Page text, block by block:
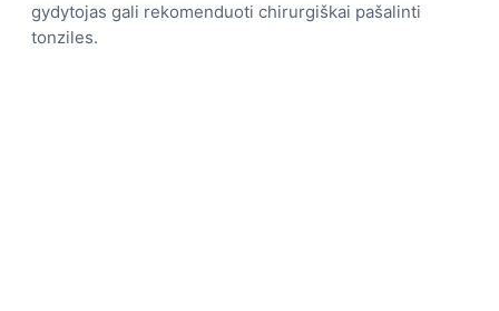
gydytojas gali rekomenduoti chirurgiškai pašalinti
tonziles.